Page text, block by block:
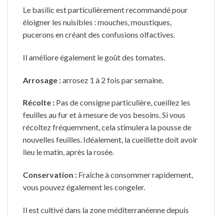
Le basilic est particulièrement recommandé pour
éloigner les nuisibles : mouches, moustiques,
pucerons en créant des confusions olfactives.
Il améliore également le goût des tomates.
Arrosage :arrosez 1 à 2 fois par semaine.
Récolte : Pas de consigne particulière, cueillez les
feuilles au fur et à mesure de vos besoins. Si vous
récoltez fréquemment, cela stimulera la pousse de
nouvelles feuilles. Idéalement, la cueillette doit avoir
lieu le matin, après la rosée.
Conservation : Fraîche à consommer rapidement,
vous pouvez également les congeler.
Il est cultivé dans la zone méditerranéenne depuis